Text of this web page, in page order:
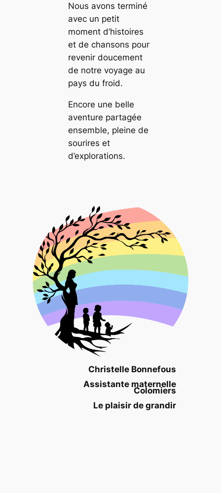
Nous avons terminé
avec un petit
moment d’histoires
et de chansons pour
revenir doucement
de notre voyage au
pays du froid.
Encore une belle
aventure partagée
ensemble, pleine de
sourires et
d’explorations.
Christelle Bonnefous
Assistante maternelle
Colomiers
Le plaisir de grandir